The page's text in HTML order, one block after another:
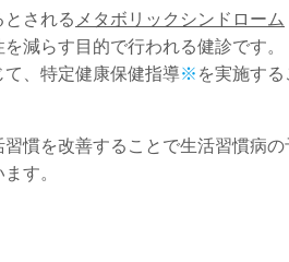
される メタボリックシンドローム
減らす目的で行われる健診です。
、特定健康保健指導※ を実施する
慣を改善することで生活習慣病の
す。